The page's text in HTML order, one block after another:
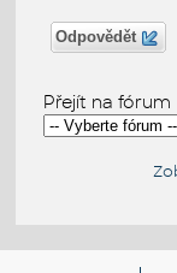
Odpovědět
Přejít na fórum